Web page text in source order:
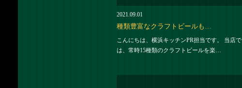
2021.09.01
種類豊富なクラフトビールも…
こんにちは、横浜キッチンPR担当です。 当店で
は、常時15種類のクラフトビールを楽…